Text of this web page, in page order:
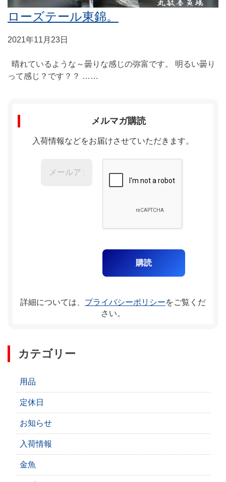
ローズテール東錦。
2021年11月23日
晴れているような～曇りな感じの弥富です。 明るい曇り
って感じ？です？？ ……
メルマガ購読
入荷情報などをお届けさせていただきます。
詳細については、 プライバシーポリシーをご覧くだ
さい。
カテゴリー
用品
定休日
お知らせ
入荷情報
金魚